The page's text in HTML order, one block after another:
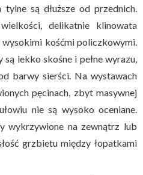
są dłuższe od przednich.
delikatnie klinowata
kośćmi policzkowymi.
są lekko skośne i pełne wyrazu,
barwy sierści. Na wystawach
pęcinach, zbyt masywnej
nie są wysoko oceniane.
wykrzywione na zewnątrz lub
grzbietu między łopatkami